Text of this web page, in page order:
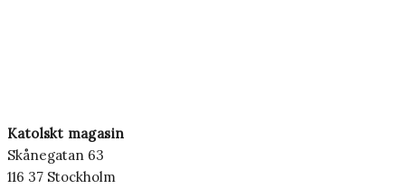
Katolskt magasin
Skånegatan 63
116 37 Stockholm